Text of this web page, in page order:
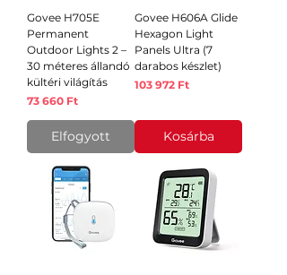
Govee H705E
Permanent
Outdoor Lights 2 –
30 méteres állandó
kültéri világítás
Ár
73 660 Ft
Elfogyott
Govee H606A Glide
Hexagon Light
Panels Ultra (7
darabos készlet)
Ár
103 972 Ft
Kosárba